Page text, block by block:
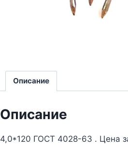
Описание
Описание
4,0*120 ГОСТ 4028-63 . Цена